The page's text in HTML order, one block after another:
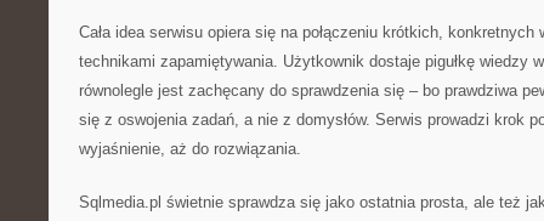
Cała idea serwisu opiera się na połączeniu krótkich,
technikami zapamiętywania. Użytkownik dostaje pigułkę wiedzy
równolegle jest zachęcany do sprawdzenia się – bo prawdziwa
się z oswojenia zadań, a nie z domysłów. Serwis prowadzi krok
wyjaśnienie, aż do rozwiązania.
Sqlmedia.pl świetnie sprawdza się jako ostatnia prosta, ale też